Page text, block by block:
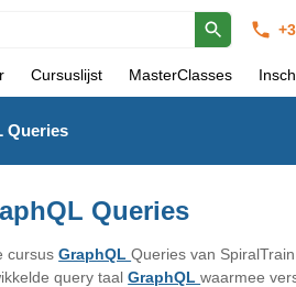
Cursuslijst MasterClasses
Queries
Queries
cursusGraphQLQueries van
query taalGraphQLwaarmee